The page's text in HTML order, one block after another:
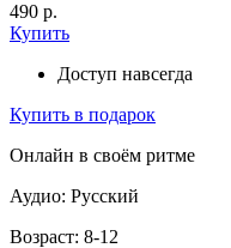
490 р.
Купить
Доступ навсегда
Купить в подарок
Онлайн в своём ритме
Аудио: Русский
Возраст: 8-12